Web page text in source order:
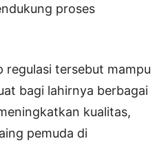
proses
regulasi tersebut mampu
bagi lahirnya berbagai
kualitas,
pemuda di